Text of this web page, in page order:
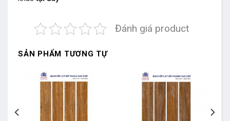
Đánh giá product
SẢN PHẨM TƯƠNG TỰ